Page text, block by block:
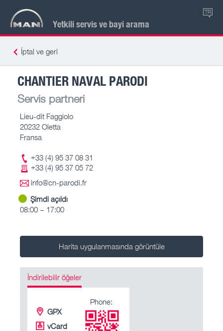
Yetkili servis ve bayi arama
TR
İptal ve geri
CHANTIER NAVAL PARODI
Servis partneri
Lieu-dit Faggiolo
20232 Oletta
Fransa
+33 (4) 95 37 08 31
+33 (4) 95 37 05 72
info@cn-parodi.fr
Şimdi açıldı
08:00 – 17:00
Harita uygulanmasında görüntüle
İndirilebilir öğeler
GPX
vCard
Phone: